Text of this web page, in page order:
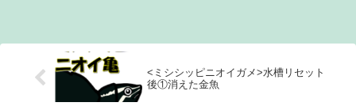
<ミシシッピニオイガメ>水槽リセット
後①消えた金魚